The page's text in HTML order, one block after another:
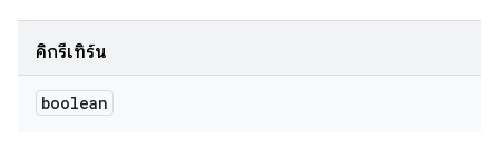
คิกรีเทิร์น
boolean